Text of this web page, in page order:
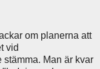
om planerna att
vid
Man är kvar